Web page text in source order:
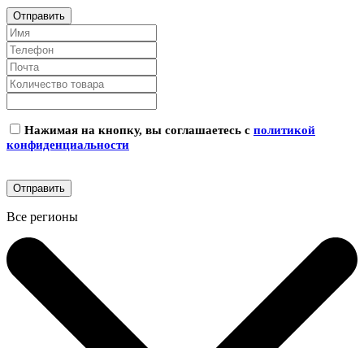
Нажимая на кнопку, вы соглашаетесь с политикой
конфиденциальности
Все регионы